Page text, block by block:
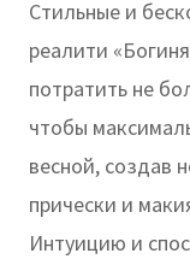
Стильные и
реалити
потратить не
чтобы
весной, создав
прически и
Интуицию и